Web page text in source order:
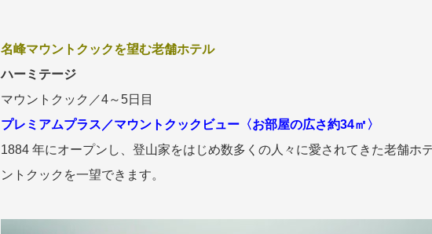
名峰マウントクックを望む老舗ホテル
ハーミテージ
マウントクック／4～5日目
プレミアムプラス／マウントクックビュー〈お部屋の広さ約34㎡〉
1884 年にオープンし、登山家をはじめ数多くの人々に愛されてきた老舗ホ
ントクックを一望できます。